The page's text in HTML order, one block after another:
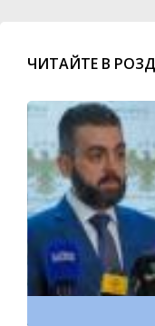
ЧИТАЙТЕ В